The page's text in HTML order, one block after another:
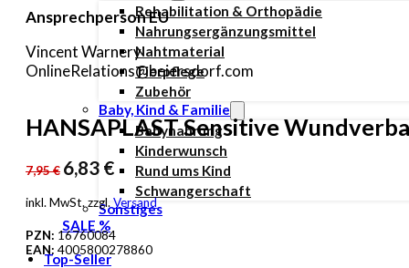
Rehabilitation & Orthopädie
Nahrungsergänzungsmittel
Nahtmaterial
Tierpflege
Zubehör
Baby, Kind & Familie
Babynahrung
Kinderwunsch
Rund ums Kind
Schwangerschaft
Sonstiges
SALE %
Top-Seller
Ansprechperson EU
Vincent Warnery
OnlineRelations@beiersdorf.com
HANSAPLAST Sensitive
7,95€ Ursprünglicher
war:
7,95 €
6,83 €Aktueller
Preis
ist:
6,83 €.
inkl. MwSt. zzgl.Versand
PZN: 16760084
EAN: 4005800278860